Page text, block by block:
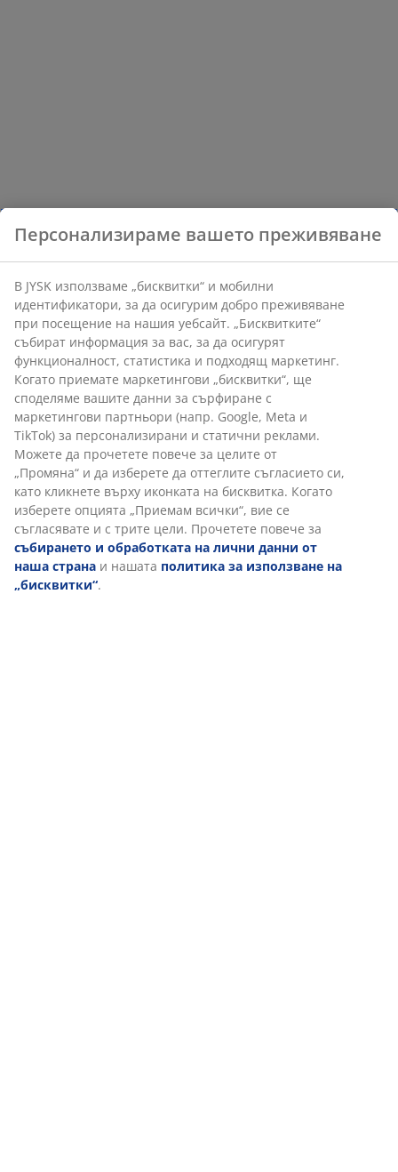
Персонализираме вашето преживяване
В JYSK използваме „бисквитки“ и мобилни
идентификатори, за да осигурим добро преживяване
при посещение на нашия уебсайт. „Бисквитките“
събират информация за вас, за да осигурят
функционалност, статистика и подходящ маркетинг.
Когато приемате маркетингови „бисквитки“, ще
споделяме вашите данни за сърфиране с
маркетингови партньори (напр. Google, Meta и
TikTok) за персонализирани и статични реклами.
Можете да прочетете повече за целите от
„Промяна“ и да изберете да оттеглите съгласието си,
като кликнете върху иконката на бисквитка. Когато
изберете опцията „Приемам всички“, вие се
съгласявате и с трите цели. Прочетете повече за
събирането и обработката на лични данни от
наша страна и нашата политика за използване на
„бисквитки“.